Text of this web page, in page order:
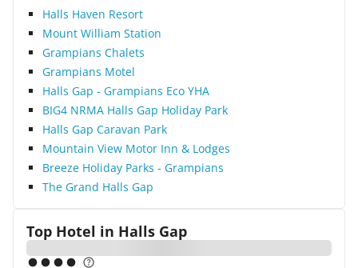
Halls Haven Resort
Mount William Station
Grampians Chalets
Grampians Motel
Halls Gap - Grampians Eco YHA
BIG4 NRMA Halls Gap Holiday Park
Halls Gap Caravan Park
Mountain View Motor Inn & Lodges
Breeze Holiday Parks - Grampians
The Grand Halls Gap
Top Hotel in Halls Gap